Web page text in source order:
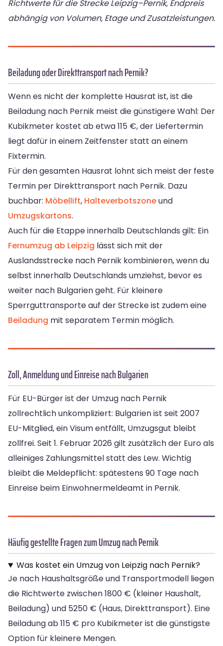
Richtwerte für die Strecke Leipzig–Pernik, Endpreis
abhängig von Volumen, Etage und Zusatzleistungen.
Beiladung oder Direkttransport nach Pernik?
Wenn es nicht der komplette Hausrat ist, ist die
Beiladung nach Pernik meist die günstigere Wahl: Der
Kubikmeter kostet ab etwa 115 €, der Liefertermin
liegt dafür in einem Zeitfenster statt an einem
Fixtermin.
Für den gesamten Hausrat lohnt sich meist der feste
Termin per Direkttransport nach Pernik. Dazu
buchbar: Möbellift, Halteverbotszoneund
Umzugskartons.
Auch für die Etappe innerhalb Deutschlands gilt: Ein
Fernumzug ab Leipzig lässt sich mit der
Auslandsstrecke nach Pernik kombinieren, wenn du
selbst innerhalb Deutschlands umziehst, bevor es
weiter nach Bulgarien geht. Für kleinere
Sperrguttransporte auf der Strecke ist zudem eine
Beiladung mit separatem Termin möglich.
Zoll, Anmeldung und Einreise nach Bulgarien
Für EU-Bürger ist der Umzug nach Pernik
zollrechtlich unkompliziert: Bulgarien ist seit 2007
EU-Mitglied, ein Visum entfällt, Umzugsgut bleibt
zollfrei. Seit 1. Februar 2026 gilt zusätzlich der Euro als
alleiniges Zahlungsmittel statt des Lew. Wichtig
bleibt die Meldepflicht: spätestens 90 Tage nach
Einreise beim Einwohnermeldeamt in Pernik.
Häufig gestellte Fragen zum Umzug nach Pernik
Was kostet ein Umzug von Leipzig nach Pernik?
Je nach Haushaltsgröße und Transportmodell liegen
die Richtwerte zwischen 1800 € (kleiner Haushalt,
Beiladung) und 5250 € (Haus, Direkttransport). Eine
Beiladung ab 115 € pro Kubikmeter ist die günstigste
Option für kleinere Mengen.